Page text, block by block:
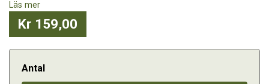
Läs mer
Kr 159,00
Antal